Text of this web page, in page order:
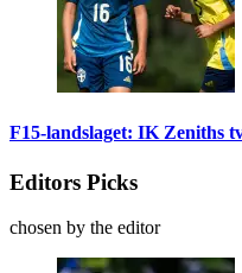
F15-landslaget: IK Zeniths
Editors Picks
chosen by the editor